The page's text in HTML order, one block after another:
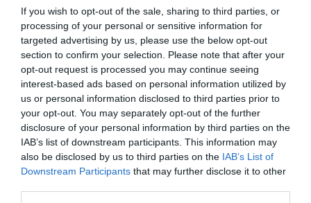
If you wish to opt-out of the sale, sharing to third parties, or
processing of your personal or sensitive information for
targeted advertising by us, please use the below opt-out
section to confirm your selection. Please note that after your
opt-out request is processed you may continue seeing
interest-based ads based on personal information utilized by
us or personal information disclosed to third parties prior to
your opt-out. You may separately opt-out of the further
disclosure of your personal information by third parties on the
IAB’s list of downstream participants. This information may
also be disclosed by us to third parties on the IAB’s List of
Downstream Participants that may further disclose it to other
Η κυρία Κοτρώτσου, ως δικαστική
συμπαραστάτρια της κόρης της,
διεκδικούσε, μέσω του συνηγόρου της
και πανεπιστημιακού καθηγητή
Σπύρου Βλαχόπουλου, να καταβληθεί
στην κόρη της το ποσό των 200.000
ευρώ ως χρηματική ικανοποίηση λόγω
ηθικής βλάβης
Το ποσό αυτό, σύμφωνα με την αγωγή, θα
πρέπει να επιδικασθεί στη Μυρτώ για ταέξοδα